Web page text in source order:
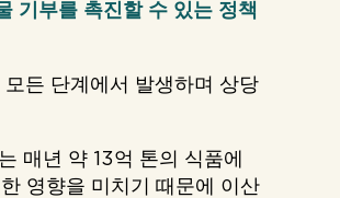
기부를 촉진할 수 있는 정책
든 단계에서 발생하며 상당
매년 약 13억 톤의 식품에
영향을 미치기 때문에 이산